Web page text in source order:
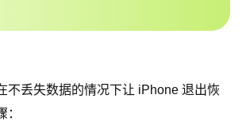
不丢失数据的情况下让 iPhone 退出恢